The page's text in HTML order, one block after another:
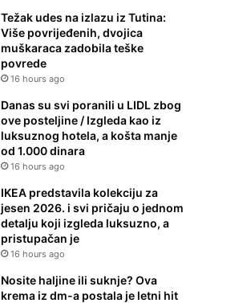
Težak udes na izlazu iz Tutina:
Više povrijeđenih, dvojica
muškaraca zadobila teške
povrede
16 hours ago
Danas su svi poranili u LIDL zbog
ove posteljine / Izgleda kao iz
luksuznog hotela, a košta manje
od 1.000 dinara
16 hours ago
IKEA predstavila kolekciju za
jesen 2026. i svi pričaju o jednom
detalju koji izgleda luksuzno, a
pristupačan je
16 hours ago
Nosite haljine ili suknje? Ova
krema iz dm-a postala je letni hit